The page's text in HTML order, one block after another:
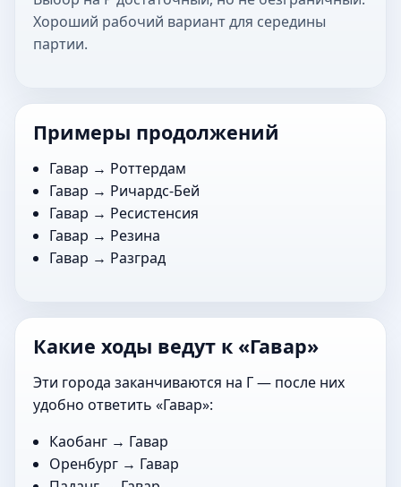
Хороший рабочий вариант для середины
партии.
Примеры продолжений
Гавар → Роттердам
Гавар → Ричардс-Бей
Гавар → Ресистенсия
Гавар → Резина
Гавар → Разград
Какие ходы ведут к «Гавар»
Эти города заканчиваются на Г — после них
удобно ответить «Гавар»:
Каобанг → Гавар
Оренбург → Гавар